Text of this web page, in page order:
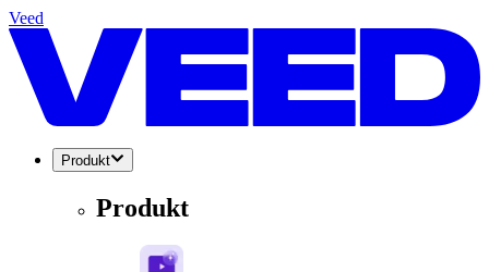
Veed
Produkt
Produkt